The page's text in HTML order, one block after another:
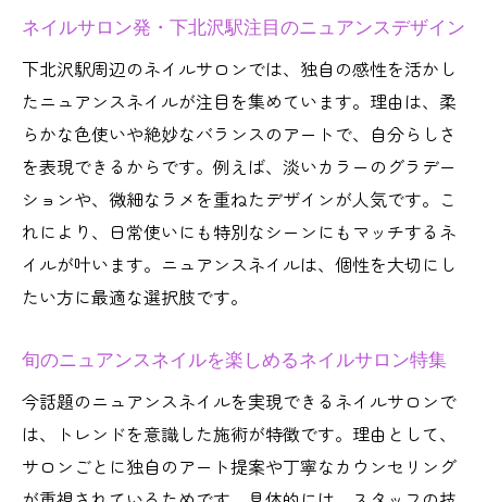
ネイルサロン発・下北沢駅注目のニュアンスデザイン
下北沢駅周辺のネイルサロンでは、独自の感性を活かし
たニュアンスネイルが注目を集めています。理由は、柔
らかな色使いや絶妙なバランスのアートで、自分らしさ
を表現できるからです。例えば、淡いカラーのグラデー
ションや、微細なラメを重ねたデザインが人気です。こ
れにより、日常使いにも特別なシーンにもマッチするネ
イルが叶います。ニュアンスネイルは、個性を大切にし
たい方に最適な選択肢です。
旬のニュアンスネイルを楽しめるネイルサロン特集
今話題のニュアンスネイルを実現できるネイルサロンで
は、トレンドを意識した施術が特徴です。理由として、
サロンごとに独自のアート提案や丁寧なカウンセリング